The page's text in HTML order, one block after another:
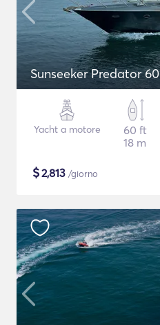
Sunseeker Predator 60
Yacht a motore
60 ft
18 m
$2,813 /giorno